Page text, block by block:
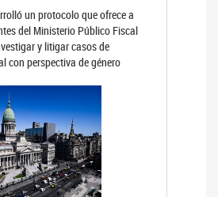
un protocolo que ofrece a
del Ministerio Público Fiscal
y litigar casos de
con perspectiva de género